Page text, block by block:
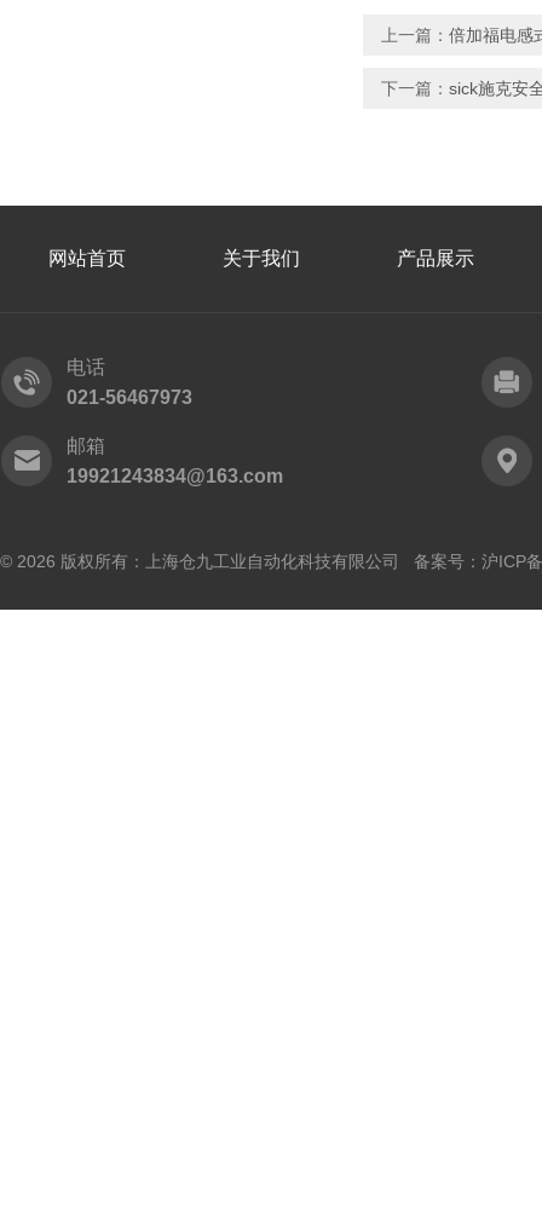
上一篇： 倍加福电感
下一篇： sick施克安
网站首页 关于我们 产品展示
电话
021-56467973
邮箱
19921243834@163.com
© 2026 版权所有：上海仓九工业自动化科技有限公司 备案号： 沪ICP